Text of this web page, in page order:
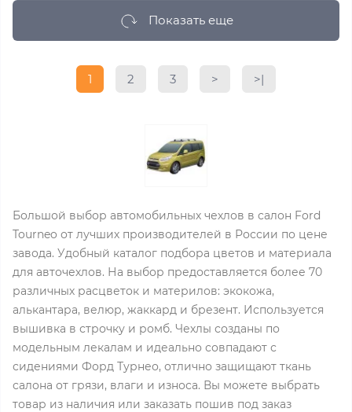
Показать еще
1 2 3 > >|
Большой выбор автомобильных чехлов в салон Ford
Tourneo от лучших производителей в России по цене
завода. Удобный каталог подбора цветов и материала
для авточехлов. На выбор предоставляется более 70
различных расцветок и материлов: экокожа,
алькантара, велюр, жаккард и брезент. Используется
вышивка в строчку и ромб. Чехлы созданы по
модельным лекалам и идеально совпадают с
сидениями Форд Турнео, отлично защищают ткань
салона от грязи, влаги и износа. Вы можете выбрать
товар из наличия или заказать пошив под заказ